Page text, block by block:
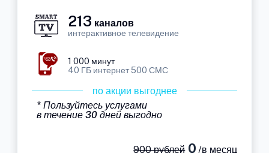
213 каналов
интерактивное телевидение
1 000 минут
40 ГБ интернет 500 СМС
по акции выгоднее
* Пользуйтесь услугами
в течение 30 дней выгодно
900 рублей0 /в месяц